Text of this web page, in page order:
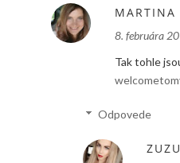
MARTINA
8. februára
Tak tohle
Odpovede